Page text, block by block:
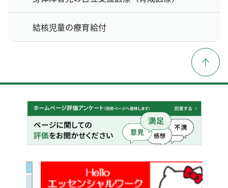
結核児童の療育給付